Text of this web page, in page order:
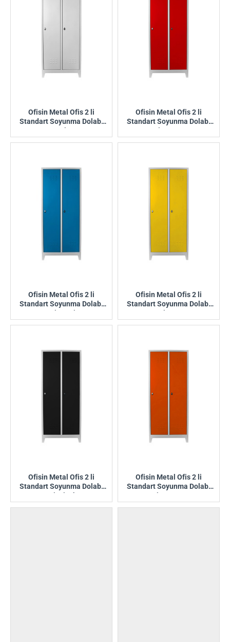
Ofisin Metal Ofis 2 li
Standart Soyunma Dolabı
Gri
Ofisin Metal Ofis 2 li
Standart Soyunma Dolabı
Gri-Kırmızı
Ofisin Metal Ofis 2 li
Standart Soyunma Dolabı
Gri-Mavi
Ofisin Metal Ofis 2 li
Standart Soyunma Dolabı
Gri-Sarı
Ofisin Metal Ofis 2 li
Standart Soyunma Dolabı
Gri-Siyah
Ofisin Metal Ofis 2 li
Standart Soyunma Dolabı
Gri-Turuncu